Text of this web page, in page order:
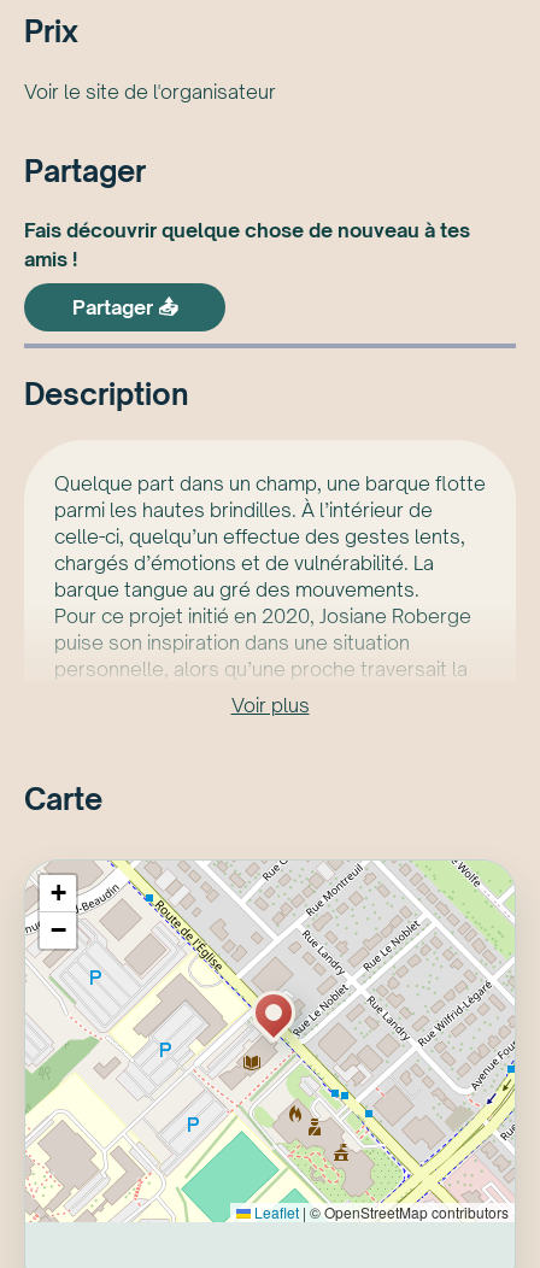
Prix
Voir le site de l'organisateur
Partager
Fais découvrir quelque chose de nouveau à tes
amis !
Partager 📤
Description
Quelque part dans un champ, une barque flotte
parmi les hautes brindilles. À l’intérieur de
celle-ci, quelqu’un effectue des gestes lents,
chargés d’émotions et de vulnérabilité. La
barque tangue au gré des mouvements.
Pour ce projet initié en 2020, Josiane Roberge
puise son inspiration dans une situation
personnelle, alors qu’une proche traversait la
maladie. Ce contexte vient intensifier la
conscience du corps.
d’hypervigilance face à soi-même. Intitulée
le corps comme un lieu de refuge et d’écoute,
une architectureintérieure où se déploient nos
émotions et notre quête de sens.
Voir plus
Carte
+
−
Leaflet | © OpenStreetMap contributors